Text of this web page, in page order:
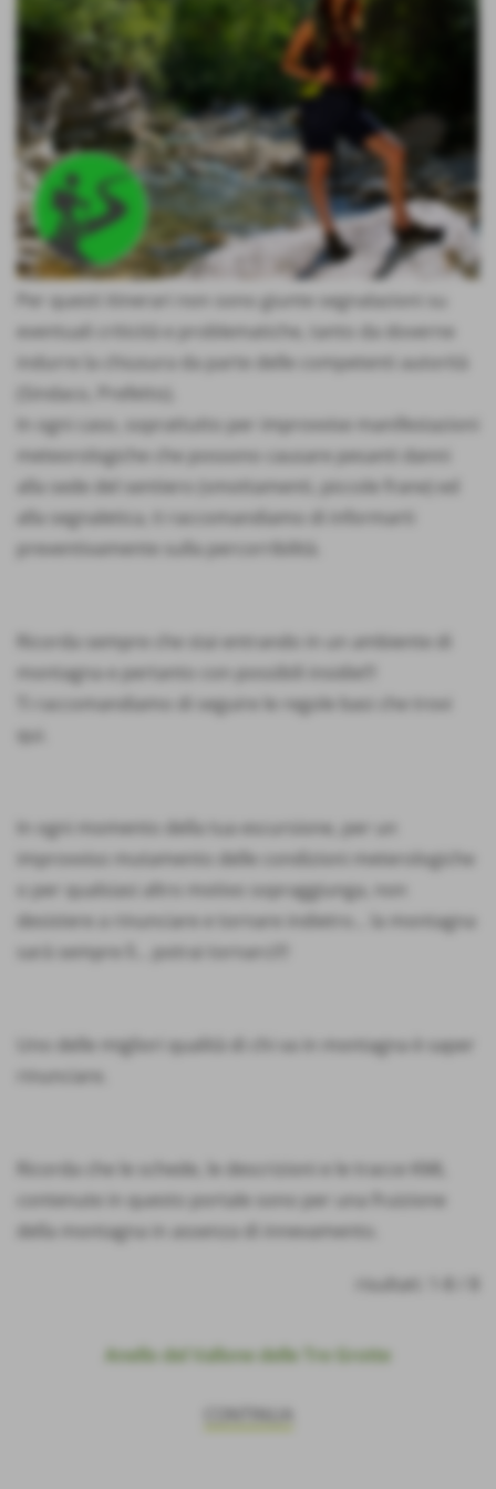
Per questi itinerari non sono giunte segnalazioni su
eventuali criticità e problematiche, tanto da doverne
indurre la chiusura da parte delle competenti autorità
(Sindaco, Prefetto).
In ogni caso, soprattutto per improvvise manifestazioni
meteorologiche che possono causare pesanti danni
alla sede del sentiero (smottamenti, piccole frane) ed
alla segnaletica, ti raccomandiamo di informarti
preventivamente sulla percorribilità.
Ricorda sempre che stai entrando in un ambiente di
montagna e pertanto con possibili insidie!!!
Ti raccomandiamo di seguire le regole basi che trovi
qui.
In ogni momento della tua escursione, per un
improvviso mutamento delle condizioni meterologiche
o per qualsiasi altro motivo sopraggiunga, non
desistere a rinunciare e tornare indietro... la montagna
sarà sempre lì... potrai tornarci!!!
Uno delle migliori qualità di chi va in montagna è saper
rinunciare.
Ricorda che le schede, le descrizioni e le tracce KML
contenute in questo portale sono per una fruizione
della montagna in assenza di innevamento.
risultati: 1-8 / 8
Anello del Vallone delle Tre Grotte